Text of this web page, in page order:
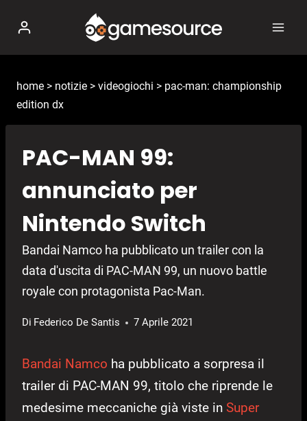
contenuto
home > notizie > videogiochi > pac-man: championship
edition dx
PAC-MAN 99:
annunciato per
Nintendo Switch
Bandai Namco ha pubblicato un trailer con la
data d'uscita di PAC-MAN 99, un nuovo battle
royale con protagonista Pac-Man.
Di Federico De Santis 7 Aprile 2021
Bandai Namco ha pubblicato a sorpresa il
trailer di PAC-MAN 99, titolo che riprende le
medesime meccaniche già viste in Super